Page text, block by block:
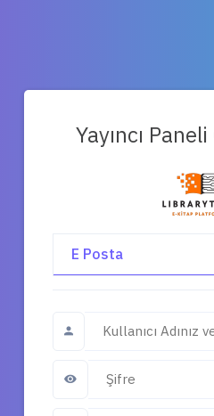
Yayıncı
E Posta